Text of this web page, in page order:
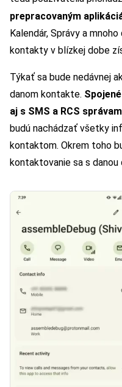
prepracovaným
Kalendár, Správy a
kontakty v blízkej dobe
Týkať sa bude nedávnej
danom kontakte.
aj s SMS a RCS
budú nachádzať všetky
kontaktom. Okrem toho
kontaktovanie sa s danou